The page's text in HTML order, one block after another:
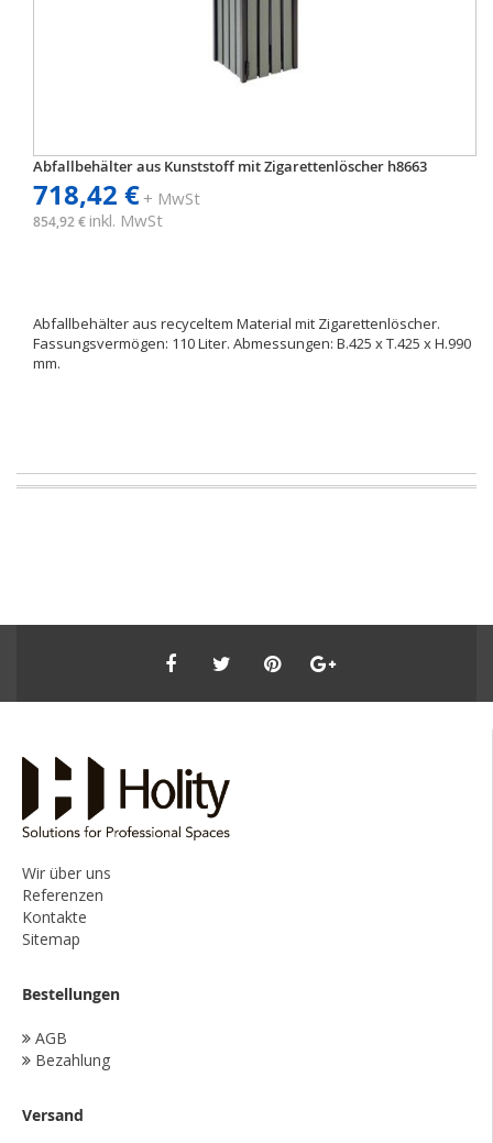
Abfallbehälter aus Kunststoff mit Zigarettenlöscher h8663
718,42 €+ MwSt
854,92 € inkl. MwSt
Abfallbehälter aus recyceltem Material mit Zigarettenlöscher.
Fassungsvermögen: 110 Liter. Abmessungen: B.425 x T.425 x H.990
mm.
Wir über uns
Referenzen
Kontakte
Sitemap
Bestellungen
AGB
Bezahlung
Versand